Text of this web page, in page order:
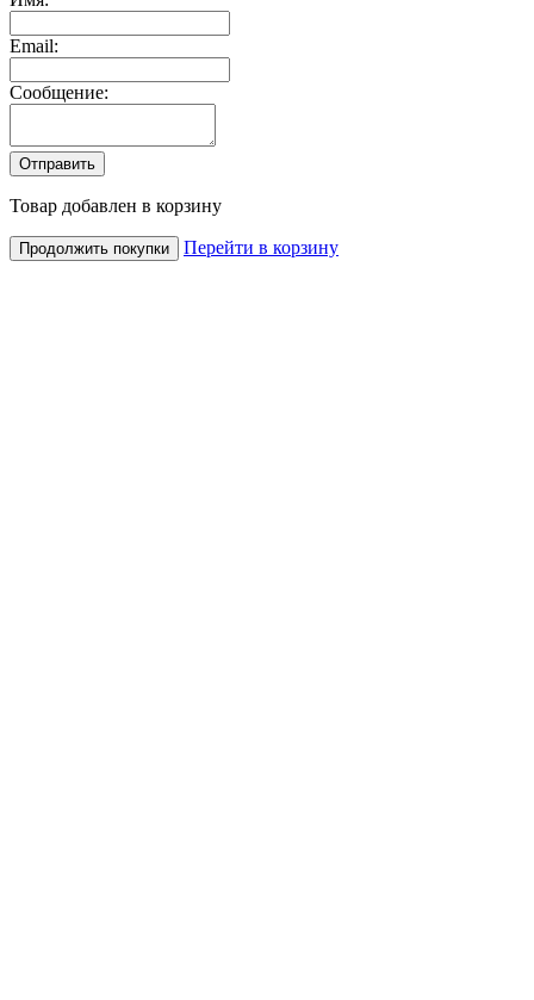
Email:
Сообщение:
Товар добавлен в корзину
Продолжить покупки Перейти в корзину